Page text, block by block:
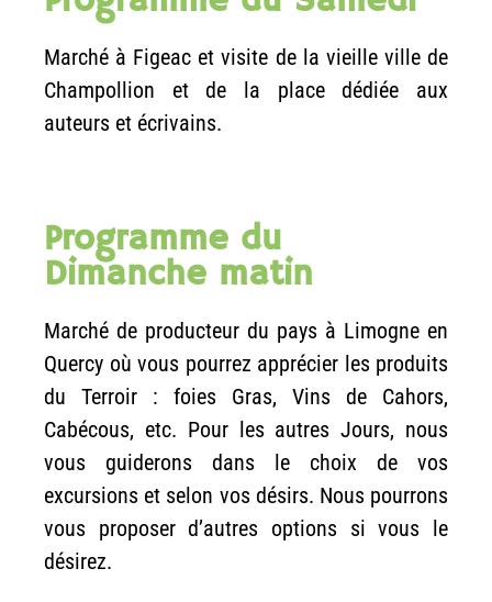
Marché à Figeac et visite de la vieille ville de
Champollion et de la place dédiée aux
auteurs et écrivains.
Programme du
Dimanche matin
Marché de producteur du pays à Limogne en
Quercy où vous pourrez apprécier les produits
du Terroir : foies Gras, Vins de Cahors,
Cabécous, etc. Pour les autres Jours, nous
vous guiderons dans le choix de vos
excursions et selon vos désirs. Nous pourrons
vous proposer d’autres options si vous le
désirez.